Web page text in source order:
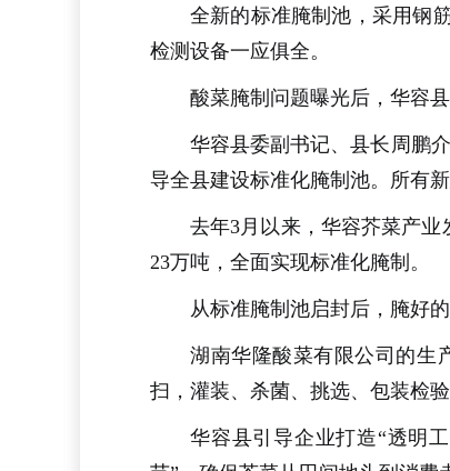
全新的标准腌制池，采用钢
检测设备一应俱全。
酸菜腌制问题曝光后，华容
华容县委副书记、县长周鹏
导全县建设标准化腌制池。所有
去年3月以来，华容芥菜产
23万吨，全面实现标准化腌制。
从标准腌制池启封后，腌好
湖南华隆酸菜有限公司的生
扫，灌装、杀菌、挑选、包装检
华容县引导企业打造“透明